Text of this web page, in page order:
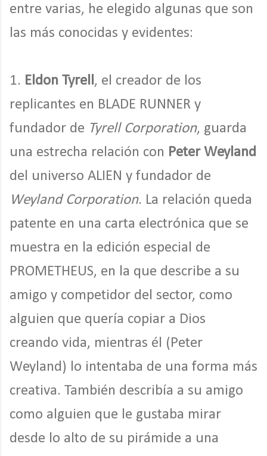
entre varias, he elegido algunas que son
las más conocidas y evidentes:
1. Eldon Tyrell , el creador de los
replicantes en BLADE RUNNER y
fundador de Tyrell Corporation, guarda
una estrecha relación con Peter Weyland
del universo ALIEN y fundador de
Weyland Corporation. La relación queda
patente en una carta electrónica que se
muestra en la edición especial de
PROMETHEUS, en la que describe a su
amigo y competidor del sector, como
alguien que quería copiar a Dios
creando vida, mientras él (Peter
Weyland) lo intentaba de una forma más
creativa. También describía a su amigo
como alguien que le gustaba mirar
desde lo alto de su pirámide a una